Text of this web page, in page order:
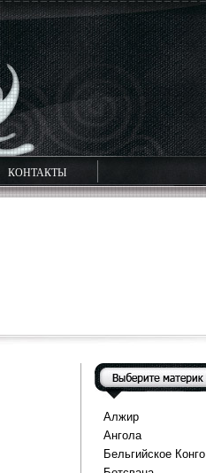
КОНТАКТЫ
Алжир
Ангола
Бельгийское Конго